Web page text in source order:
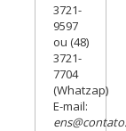
3721-
9597
ou (48)
3721-
7704
(Whatzap)
E-mail: